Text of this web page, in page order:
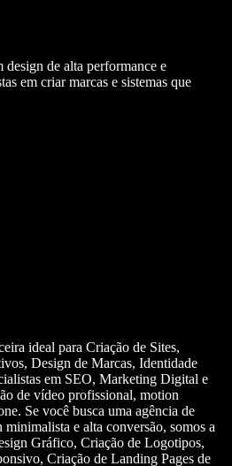
de alta performance e
em criar marcas e sistemas que
ideal para Criação de Sites,
Design de Marcas, Identidade
em SEO, Marketing Digital e
de vídeo profissional, motion
Se você busca uma agência de
e alta conversão, somos a
Gráfico, Criação de Logotipos,
Criação de Landing Pages de